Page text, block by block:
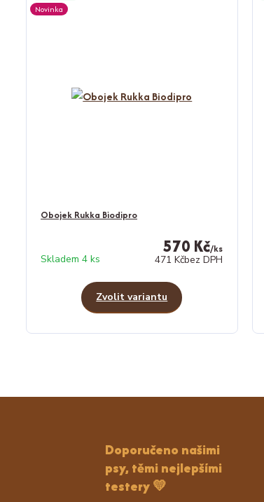
Novinka
Obojek Rukka Biodipro
570 Kč/ks
471 Kčbez DPH
Skladem 4 ks
Zvolit variantu
Doporučeno našimi
psy, těmi nejlepšími
testery 💛